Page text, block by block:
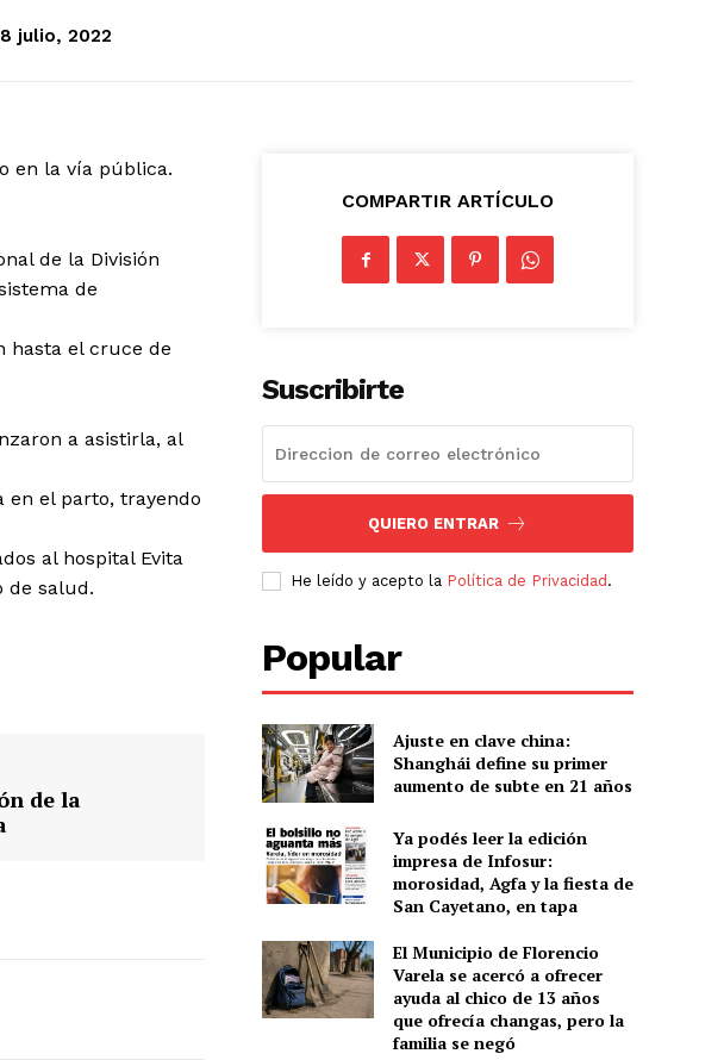
julio, 2022
en la vía pública.
de la División
de
hasta el cruce de
a asistirla, al
en el parto, trayendo
al hospital Evita
de salud.
de la
COMPARTIR ARTÍCULO
Suscribirte
QUIERO ENTRAR
He leído y acepto la Política de Privacidad .
Popular
Ajuste en clave china:
Shanghái define su primer
aumento de subte en 21 años
Ya podés leer la edición
impresa de Infosur:
morosidad, Agfa y la fiesta de
San Cayetano, en tapa
El Municipio de Florencio
Varela se acercó a ofrecer
ayuda al chico de 13 años
que ofrecía changas, pero la
familia se negó